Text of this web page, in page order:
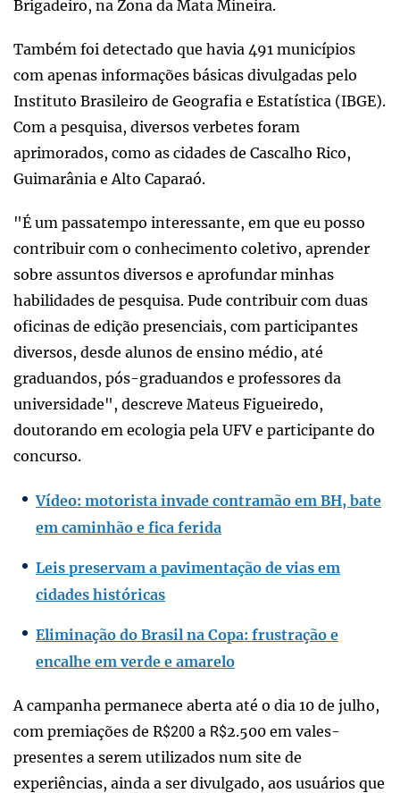
Brigadeiro, na Zona da Mata Mineira.
Também foi detectado que havia 491 municípios
com apenas informações básicas divulgadas pelo
Instituto Brasileiro de Geografia e Estatística (IBGE).
Com a pesquisa, diversos verbetes foram
aprimorados, como as cidades de Cascalho Rico,
Guimarânia e Alto Caparaó.
"É um passatempo interessante, em que eu posso
contribuir com o conhecimento coletivo, aprender
sobre assuntos diversos e aprofundar minhas
habilidades de pesquisa. Pude contribuir com duas
oficinas de edição presenciais, com participantes
diversos, desde alunos de ensino médio, até
graduandos, pós-graduandos e professores da
universidade", descreve Mateus Figueiredo,
doutorando em ecologia pela UFV e participante do
concurso.
Vídeo: motorista invade contramão em BH, bate
em caminhão e fica ferida
Leis preservam a pavimentação de vias em
cidades históricas
Eliminação do Brasil na Copa: frustração e
encalhe em verde e amarelo
A campanha permanece aberta até o dia 10 de julho,
com premiações de R$200 a R$2.500 em vales-
presentes a serem utilizados num site de
experiências, ainda a ser divulgado, aos usuários que